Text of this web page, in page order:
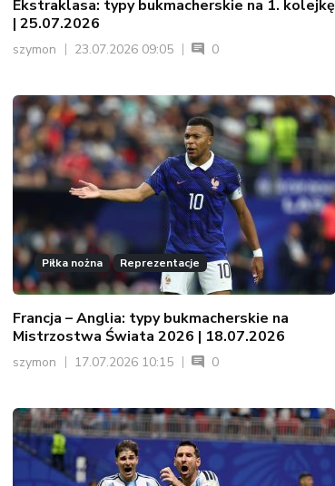
Ekstraklasa: typy bukmacherskie na 1. kolejkę
| 25.07.2026
szymon 23.07.2026 09:05 0
Piłka nożna Reprezentacje
Francja – Anglia: typy bukmacherskie na
Mistrzostwa Świata 2026 | 18.07.2026
szymon 17.07.2026 10:15 0